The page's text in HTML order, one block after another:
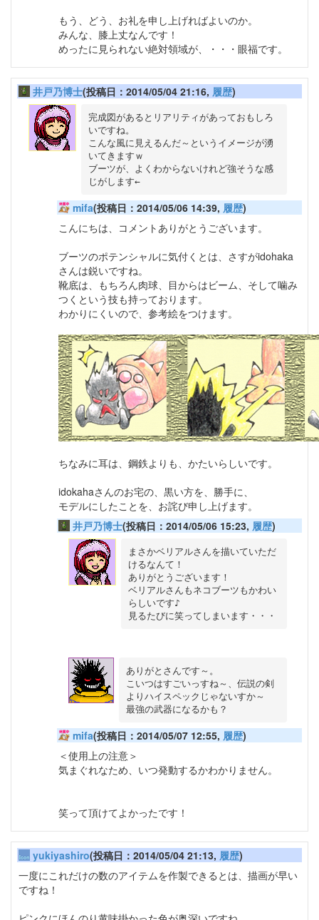
もう、どう、お礼を申し上げればよいのか。
みんな、膝上丈なんです！
めったに見られない絶対領域が、・・・眼福です。
井戸乃博士(投稿日：2014/05/04 21:16, 履歴)
完成図があるとリアリティがあっておもしろ
いですね。
こんな風に見えるんだ～というイメージが湧
いてきますｗ
ブーツが、よくわからないけれど強そうな感
じがします←
mifa(投稿日：2014/05/06 14:39, 履歴)
こんにちは、コメントありがとうございます。
ブーツのポテンシャルに気付くとは、さすがidohaka
さんは鋭いですね。
靴底は、もちろん肉球、目からはビーム、そして噛み
つくという技も持っております。
わかりにくいので、参考絵をつけます。
ちなみに耳は、鋼鉄よりも、かたいらしいです。
idokahaさんのお宅の、黒い方を、勝手に、
モデルにしたことを、お詫び申し上げます。
井戸乃博士(投稿日：2014/05/06 15:23, 履歴)
まさかベリアルさんを描いていただ
けるなんて！
ありがとうございます！
ベリアルさんもネコブーツもかわい
らしいです♪
ありがとさんです～。
こいつはすごいっすね～、伝説の剣
よりハイスペックじゃないすか～
mifa(投稿日：2014/05/07 12:55, 履歴)
＜使用上の注意＞
気まぐれなため、いつ発動するかわかりません。
笑って頂けてよかったです！
yukiyashiro(投稿日：2014/05/04 21:13, 履歴)
一度にこれだけの数のアイテムを作製できるとは、描画が早い
ですね！